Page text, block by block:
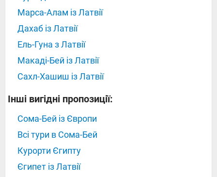
Марса-Алам із Латвії
Дахаб із Латвії
Ель-Гуна з Латвії
Макаді-Бей із Латвії
Сахл-Хашиш із Латвії
Інші вигідні пропозиції:
Сома-Бей із Європи
Всі тури в Сома-Бей
Курорти Єгипту
Єгипет із Латвії